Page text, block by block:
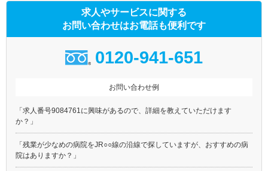
求人やサービスに関する
お問い合わせはお電話も便利です
0120-941-651
お問い合わせ例
「求人番号9084761に興味があるので、詳細を教えていただけます
か？」
「残業が少なめの病院をJR○○線の沿線で探していますが、おすすめの病
院はありますか？」